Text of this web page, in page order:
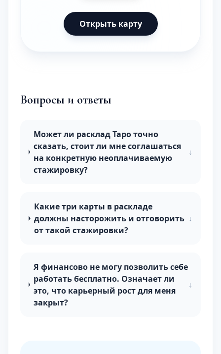
Открыть карту
Вопросы и ответы
Может ли расклад Таро точно
сказать, стоит ли мне соглашаться
на конкретную неоплачиваемую
стажировку?
↓
Какие три карты в раскладе
должны насторожить и отговорить
от такой стажировки?
↓
Я финансово не могу позволить себе
работать бесплатно. Означает ли
это, что карьерный рост для меня
закрыт?
↓